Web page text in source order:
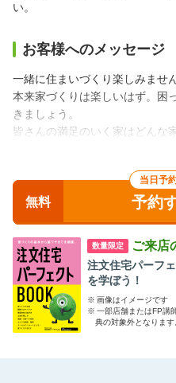
い。
お客様へのメッセージ
一緒に住まいづくり楽しみませ
本来家づくりは楽しいはず。困
きましょう。
皆さんの満足のいく家はどんな
りをしましょう！
「家づくりを考え始めたものの
だろう？」「たくさん建築会社
う？」とお悩みの方、ぜひお話
ご来場を心よりお待ち申し上げ
当日予
無料 予約
数量限定 ご来店
注文住宅パーフ
を学ぼう！
※ 画像はイメージです
※ 一部店舗またはFP講
典の対象外となります